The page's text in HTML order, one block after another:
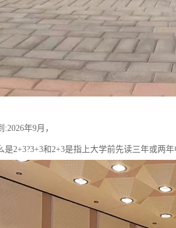
年9月，
是2+3?3+3和2+3是指上大学前先读三年或两